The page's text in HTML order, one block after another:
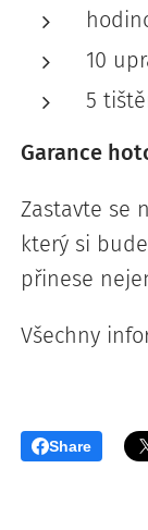
10
5
Garance
Zastavte se
který si
přinese
Všechny
Share